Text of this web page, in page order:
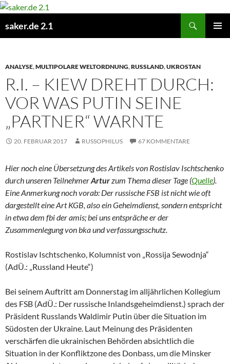
Zum
springen
saker.de 2.1
ANALYSE,MULTIPOLARE WELTORDNUNG,RUSSLAND,UKROSTAN
R.I. – KIEW DREHT DURCH:
VOR WAS PUTIN SEINE
„PARTNER“ WARNTE
20. FEBRUAR 2017 RUSSOPHILUS 67 KOMMENTARE
Hier noch eine Übersetzung des Artikels von Rostislav Ischtschenko
durch unseren TeilnehmerArturzum Thema dieser Tage (Quelle).
Eine Anmerkung noch vorab: Der russische FSB ist nicht wie oft
dargestellt eine Art KGB, also ein Geheimdienst, sondern entspricht
in etwa dem fbi der amis; bei uns entspräche er der
Zusammenlegung von bka und verfassungsschutz.
Rostislav Ischtschenko, Kolumnist von „Rossija Sewodnja“
(AdÜ.: „Russland Heute“)
Bei seinem Auftritt am Donnerstag im alljährlichen Kollegium
des FSB (AdÜ.: Der russische Inlandsgeheimdienst.) sprach der
Präsident Russlands Waldimir Putin über die Situation im
Südosten der Ukraine. Laut Meinung des Präsidenten
verschärfen die ukrainischen Behörden absichtlich die
Situation in der Konfliktzone des Donbass, um die Minsker